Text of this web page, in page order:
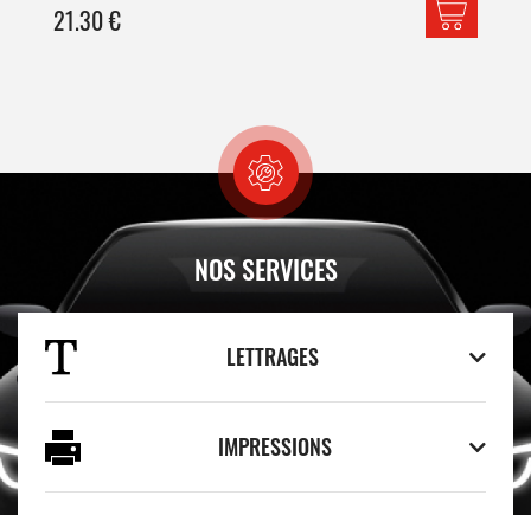
21.30€
NOS SERVICES
LETTRAGES
IMPRESSIONS